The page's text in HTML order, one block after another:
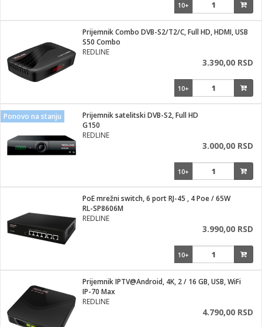
10+
Prijemnik Combo DVB-S2/T2/C, Full HD, HDMI, USB
S50 Combo
REDLINE
3.390,00 RSD
10+
Ponovo na stanju
Prijemnik satelitski DVB-S2, Full HD
G150
REDLINE
3.000,00 RSD
10+
PoE mrežni switch, 6 port RJ-45 , 4 Poe / 65W
RL-SP8606M
REDLINE
3.990,00 RSD
10+
Prijemnik IPTV@Android, 4K, 2 / 16 GB, USB, WiFi
IP-70 Max
REDLINE
4.790,00 RSD